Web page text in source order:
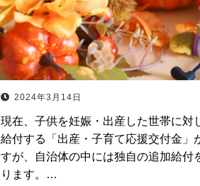
2024年3月14日
現在、子供を妊娠・出産した世帯に対
給付する「出産・子育て応援交付金」
すが、自治体の中には独自の追加給付
ります。…